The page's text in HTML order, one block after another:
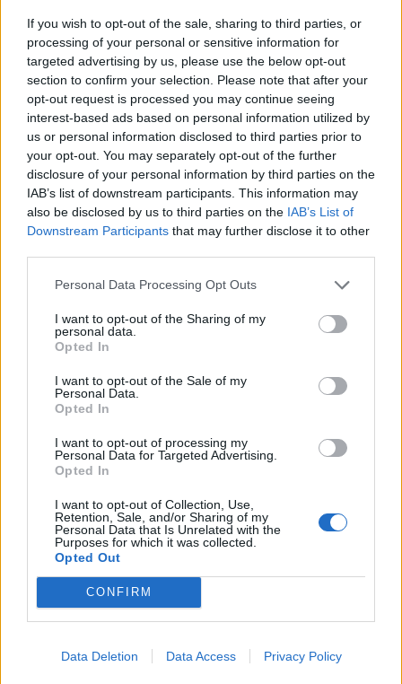
If you wish to opt-out of the sale, sharing to third parties, or
processing of your personal or sensitive information for
targeted advertising by us, please use the below opt-out
section to confirm your selection. Please note that after your
opt-out request is processed you may continue seeing
interest-based ads based on personal information utilized by
us or personal information disclosed to third parties prior to
your opt-out. You may separately opt-out of the further
disclosure of your personal information by third parties on the
IAB’s list of downstream participants. This information may
also be disclosed by us to third parties on the IAB’s List of
Downstream Participants that may further disclose it to other
Personal Data Processing Opt Outs
I want to opt-out of the Sharing of my
personal data.
Opted In
I want to opt-out of the Sale of my
Personal Data.
Opted In
I want to opt-out of processing my
Personal Data for Targeted Advertising.
Opted In
I want to opt-out of Collection, Use,
Retention, Sale, and/or Sharing of my
Personal Data that Is Unrelated with the
Purposes for which it was collected.
Opted Out
CONFIRM
Data Deletion Data Access Privacy Policy